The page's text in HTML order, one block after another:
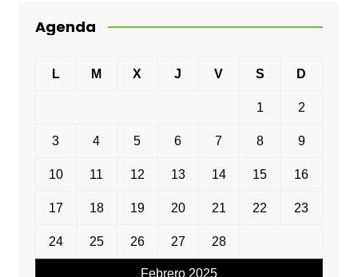
Agenda
Febrero 2025
L M X J V S D
1 2
3 4 5 6 7 8 9
10 11 12 13 14 15 16
17 18 19 20 21 22 23
24 25 26 27 28